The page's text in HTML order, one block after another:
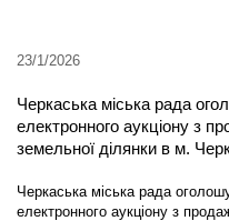
23/1/2026
Черкаська міська рада
електронного аукціону з
земельної ділянки в м.
Черкаська міська рада
електронного аукціону з